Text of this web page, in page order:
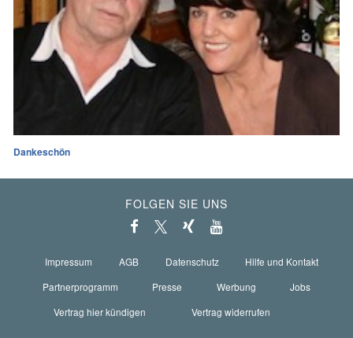
Dankeschön
FOLGEN SIE UNS
Impressum AGB Datenschutz
Hilfe und Kontakt
Partnerprogramm
Presse Werbung
Jobs
Vertrag hier kündigen
Vertrag widerrufen